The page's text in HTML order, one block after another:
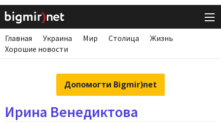
Главная Украина Мир Столица
Жизнь
Хорошие новости
Допомогти Bigmir)net
Ирина Венедиктова